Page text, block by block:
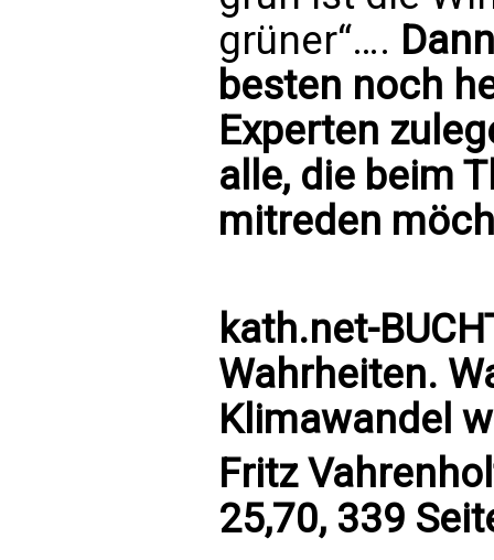
grüner“….
besten noch
Experten
alle, die beim
mitreden
kath.net-
Wahrheiten.
Klimawandel
Fritz
25,70, 339